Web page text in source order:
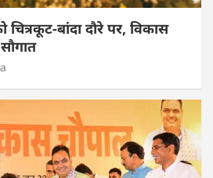
चित्रकूट-बांदा दौरे पर, विकास